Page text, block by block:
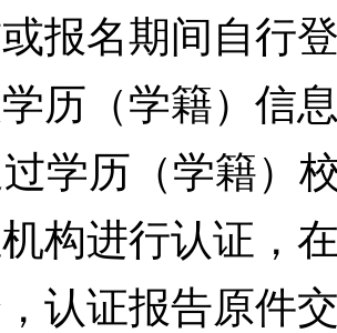
报名期间自行
历（学籍）信
学历（学籍）
构进行认证，
认证报告原件